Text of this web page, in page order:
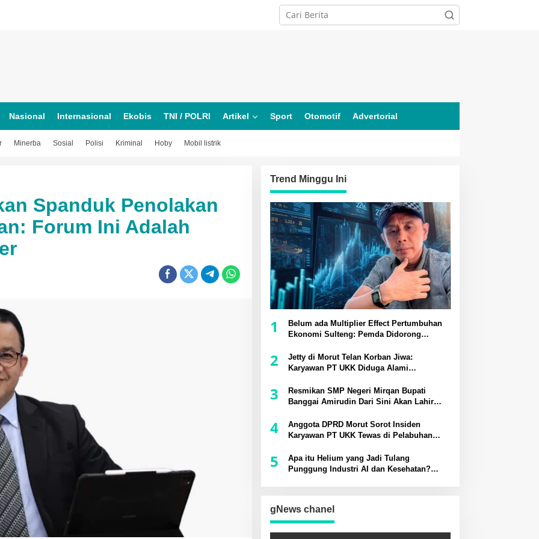
Nasional Internasional Ekobis TNI / POLRI Artikel Sport Otomotif Advertorial
Minerba Sosial Polisi Kriminal Hoby Mobil listrik
Spanduk Penolakan
Forum Ini Adalah
Trend Minggu Ini
1
Belum ada Multiplier Effect Pertumbuhan
Ekonomi Sulteng: Pemda Didorong
2
Jetty di Morut Telan Korban Jiwa:
Karyawan PT UKK Diduga Alami
3
Resmikan SMP Negeri Mirqan Bupati
Banggai Amirudin Dari Sini Akan Lahir
Daerah
4
Anggota DPRD Morut Sorot Insiden
Karyawan PT UKK Tewas di Pelabuhan
5
Apa itu Helium yang Jadi Tulang
Punggung Industri AI dan Kesehatan?
gNews chanel